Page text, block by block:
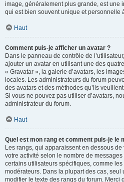
image, généralement plus grande, est une
qui est bien souvent unique et personnelle
Haut
Comment puis-je afficher un avatar ?
Dans le panneau de contrôle de
ajouter un avatar en utilisant une des
« Gravatar », la galerie d’avatars, les
locales. Les administrateurs du forum
des avatars et des méthodes qu’ils
Si vous ne pouvez pas utiliser d’avatars,
administrateur du forum.
Haut
Quel est mon rang et comment puis-je le
Les rangs, qui apparaissent en dessous
votre activité selon le nombre de
certains utilisateurs spécifiques, comme
modérateurs. Dans la plupart des cas, seul
modifier le texte des rangs du forum. Merci